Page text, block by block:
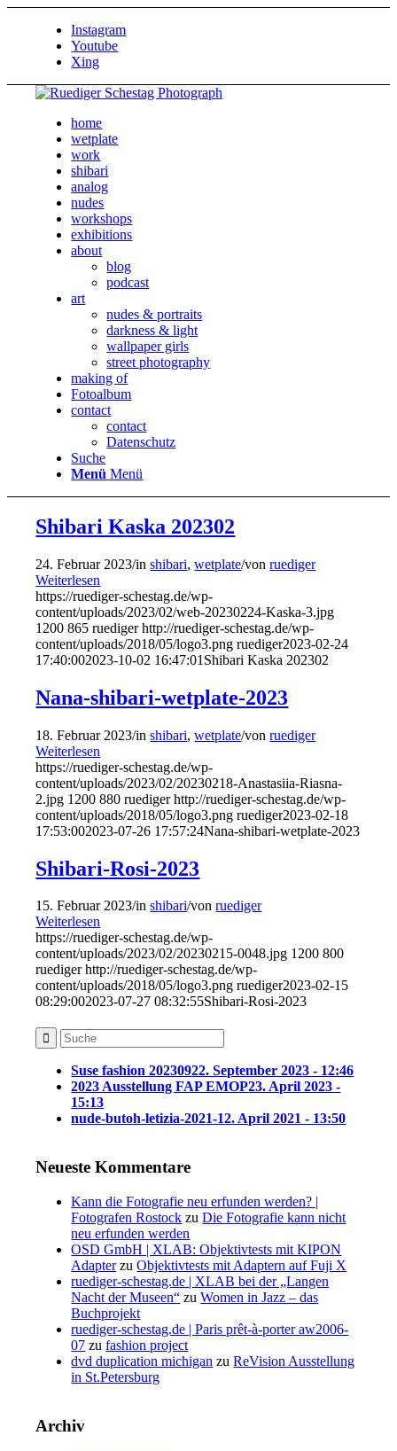
Instagram
Youtube
Xing
home
wetplate
work
shibari
analog
nudes
workshops
exhibitions
about
blog
podcast
art
nudes & portraits
darkness & light
wallpaper girls
street photography
making of
Fotoalbum
contact
contact
Datenschutz
Suche
Menü Menü
Shibari Kaska 202302
24. Februar 2023/inshibari,wetplate/vonruediger
Weiterlesen
https://ruediger-schestag.de/wp-
content/uploads/2023/02/web-20230224-Kaska-3.jpg
1200 865 ruediger http://ruediger-schestag.de/wp-
content/uploads/2018/05/logo3.png ruediger2023-02-24
17:40:002023-10-02 16:47:01 Shibari Kaska 202302
Nana-shibari-wetplate-2023
18. Februar 2023/inshibari,wetplate/vonruediger
Weiterlesen
https://ruediger-schestag.de/wp-
content/uploads/2023/02/20230218-Anastasiia-Riasna-
2.jpg 1200 880 ruediger http://ruediger-schestag.de/wp-
content/uploads/2018/05/logo3.png ruediger2023-02-18
17:53:002023-07-26 17:57:24Nana-shibari-wetplate-2023
Shibari-Rosi-2023
15. Februar 2023/inshibari/vonruediger
Weiterlesen
https://ruediger-schestag.de/wp-
content/uploads/2023/02/20230215-0048.jpg 1200 800
ruediger http://ruediger-schestag.de/wp-
content/uploads/2018/05/logo3.png ruediger2023-02-15
08:29:002023-07-27 08:32:55Shibari-Rosi-2023
Suse fashion 20230922. September 2023 - 12:46
2023 Ausstellung FAP EMOP23. April 2023 -
15:13
nude-butoh-letizia-2021-12. April 2021 - 13:50
Neueste Kommentare
Kann die Fotografie neu erfunden werden? |
Fotografen Rostock zuDie Fotografie kann nicht
neu erfunden werden
OSD GmbH | XLAB: Objektivtests mit KIPON
AdapterzuObjektivtests mit Adaptern auf Fuji X
ruediger-schestag.de | XLAB bei der „Langen
Nacht der Museen“ zuWomen in Jazz – das
Buchprojekt
ruediger-schestag.de | Paris prêt-à-porter aw2006-
07 zufashion project
dvd duplication michigan zuReVision Ausstellung
in St.Petersburg
Archiv